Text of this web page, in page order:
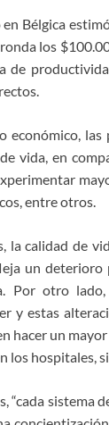
Bélgica
los
de
económico,
vida, en
entre otros.
la calidad de
un deterioro
Por otro
y estas
hacer un
los hospitales,
“cada sistema